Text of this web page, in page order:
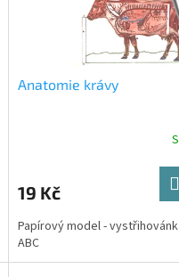
Anatomie krávy
19 Kč
Papírový model -
ABC